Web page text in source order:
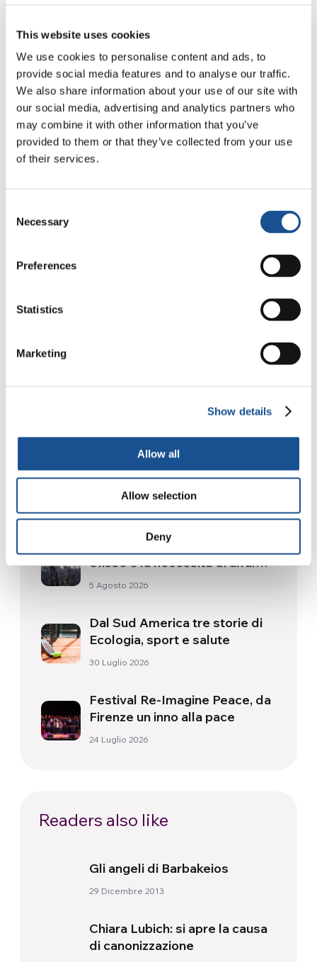
This website uses cookies
We use cookies to personalise content and ads, to
provide social media features and to analyse our traffic.
We also share information about your use of our site with
our social media, advertising and analytics partners who
may combine it with other information that you’ve
provided to them or that they’ve collected from your use
of their services.
Selection
Necessary
Preferences
Statistics
Marketing
Show details
Allow all
Allow selection
Deny
con il Gen Rosso e il Gen Verde presenti in
convergeranno, poi, in un concerto in
programma il 29 aprile ad Haifa. Per finire, il 1°
maggio, con un flashmob alla Porta di Giaffa
(Gerusalemme), un punto dove si incrociano
ebrei, cristiani e musulmani.
Nairobi, dove a maggio prenderà via il cantiere
Sharing with Africa, nel corso della “scuola di
inculturazione” sul valore della persona nelle
tradizioni africane.
(Fonte:
Loppiano:
Related News
Odissea, di Christopher Nolan:
Ulisse e la necessità di un’alba
nuova
5 Agosto 2026
Dal Sud America tre storie di
Ecologia, sport e salute
30 Luglio 2026
Festival Re-Imagine Peace, da
Firenze un inno alla pace
24 Luglio 2026
Readers also like
Gli angeli di Barbakeios
29 Dicembre 2013
Chiara Lubich: si apre la causa
di canonizzazione